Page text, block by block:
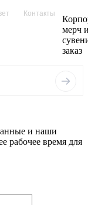
Контакты
мерч
заказ
и наши
рабочее время для